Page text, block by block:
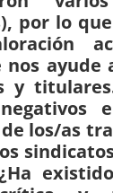
por lo
ayude
y
los/as